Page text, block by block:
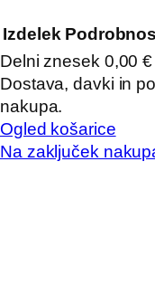
Izdelki
v
košarici
Izdelek
Delni znesek 0,00 €
Dostava, davki in
nakupa.
Ogled košarice
Na zaključek